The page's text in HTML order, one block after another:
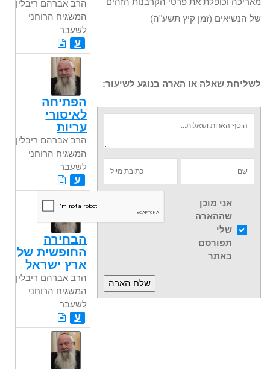
של הנשיאים (זמן קיץ תשע"ה)
לשליחת שאלה או הארה בנוגע לשיעור:
אני מוכן
שההארה
שלי
תפורסם
באתר
הרב אברהם ריבלין,
המשגיח הרוחני
לשעבר
ע
הפתיחה
לאיסורי
עריות
הרב אברהם ריבלין,
המשגיח הרוחני
לשעבר
ע
הבחירה
החופשית של
ארץ ישראל
הרב אברהם ריבלין,
המשגיח הרוחני
לשעבר
ע